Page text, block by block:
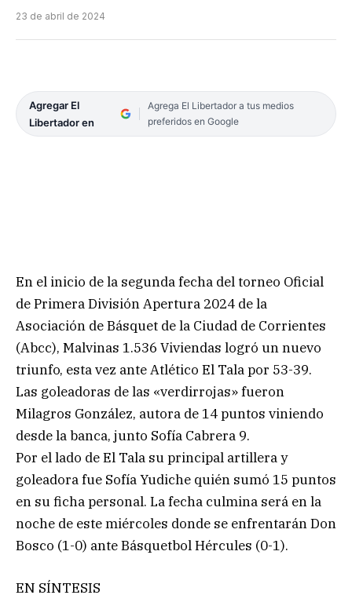
23 de abril de 2024
Agregar El
Libertador en
Agrega El Libertador a tus medios
preferidos en Google
En el inicio de la segunda fecha del torneo Oficial
de Primera División Apertura 2024 de la
Asociación de Básquet de la Ciudad de Corrientes
(Abcc), Malvinas 1.536 Viviendas logró un nuevo
triunfo, esta vez ante Atlético El Tala por 53-39.
Las goleadoras de las «verdirrojas» fueron
Milagros González, autora de 14 puntos viniendo
desde la banca, junto Sofía Cabrera 9.
Por el lado de El Tala su principal artillera y
goleadora fue Sofía Yudiche quién sumó 15 puntos
en su ficha personal. La fecha culmina será en la
noche de este miércoles donde se enfrentarán Don
Bosco (1-0) ante Básquetbol Hércules (0-1).
EN SÍNTESIS